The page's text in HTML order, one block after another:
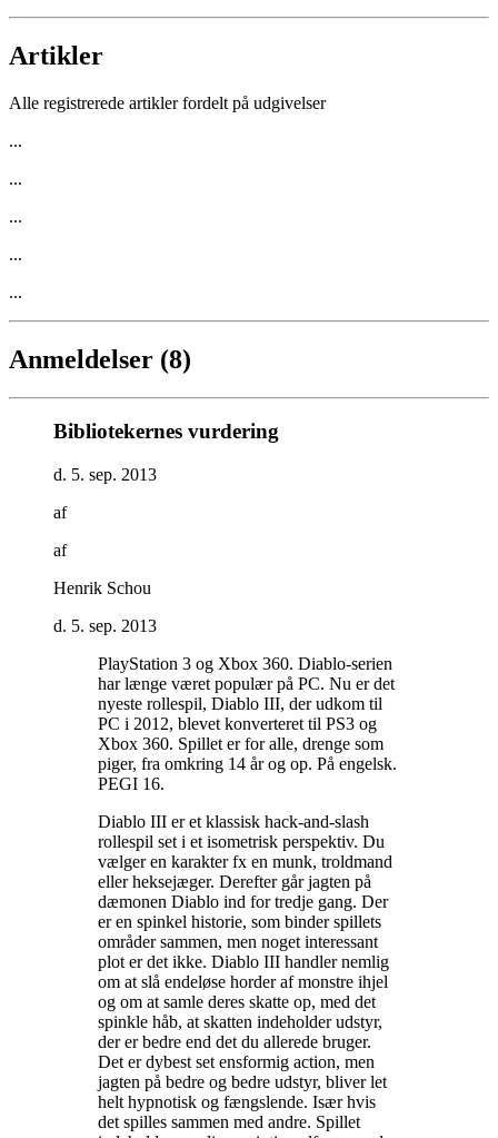
Artikler
Alle registrerede artikler fordelt på udgivelser
...
...
...
...
...
Anmeldelser (8)
Bibliotekernes vurdering
d. 5. sep. 2013
af
af
Henrik Schou
d. 5. sep. 2013
PlayStation 3 og Xbox 360. Diablo-serien
har længe været populær på PC. Nu er det
nyeste rollespil, Diablo III, der udkom til
PC i 2012, blevet konverteret til PS3 og
Xbox 360. Spillet er for alle, drenge som
piger, fra omkring 14 år og op. På engelsk.
PEGI 16.
Diablo III er et klassisk hack-and-slash
rollespil set i et isometrisk perspektiv. Du
vælger en karakter fx en munk, troldmand
eller heksejæger. Derefter går jagten på
dæmonen Diablo ind for tredje gang. Der
er en spinkel historie, som binder spillets
områder sammen, men noget interessant
plot er det ikke. Diablo III handler nemlig
om at slå endeløse horder af monstre ihjel
og om at samle deres skatte op, med det
spinkle håb, at skatten indeholder udstyr,
der er bedre end det du allerede bruger.
Det er dybest set ensformig action, men
jagten på bedre og bedre udstyr, bliver let
helt hypnotisk og fængslende. Især hvis
det spilles sammen med andre. Spillet